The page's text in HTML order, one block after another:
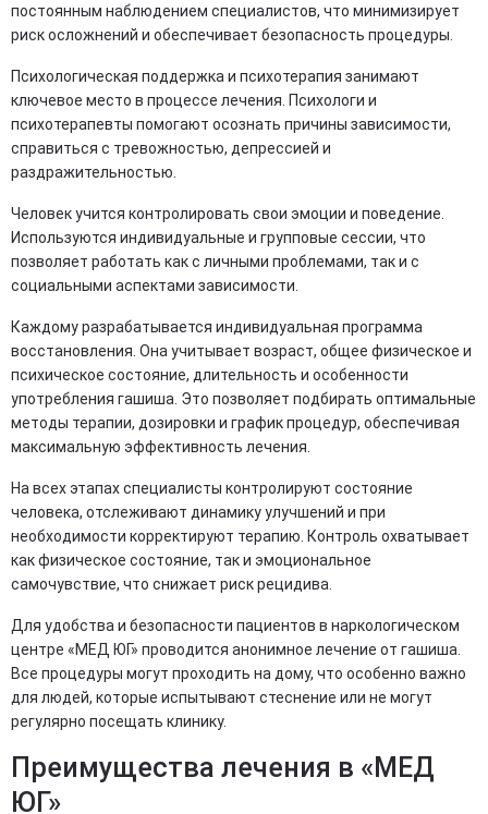
постоянным наблюдением специалистов, что минимизирует
риск осложнений и обеспечивает безопасность процедуры.
Психологическая поддержка и психотерапия занимают
ключевое место в процессе лечения. Психологи и
психотерапевты помогают осознать причины зависимости,
справиться с тревожностью, депрессией и
раздражительностью.
Человек учится контролировать свои эмоции и поведение.
Используются индивидуальные и групповые сессии, что
позволяет работать как с личными проблемами, так и с
социальными аспектами зависимости.
Каждому разрабатывается индивидуальная программа
восстановления. Она учитывает возраст, общее физическое и
психическое состояние, длительность и особенности
употребления гашиша. Это позволяет подбирать оптимальные
методы терапии, дозировки и график процедур, обеспечивая
максимальную эффективность лечения.
На всех этапах специалисты контролируют состояние
человека, отслеживают динамику улучшений и при
необходимости корректируют терапию. Контроль охватывает
как физическое состояние, так и эмоциональное
самочувствие, что снижает риск рецидива.
Для удобства и безопасности пациентов в наркологическом
центре «МЕД ЮГ» проводится анонимное лечение от гашиша.
Все процедуры могут проходить на дому, что особенно важно
для людей, которые испытывают стеснение или не могут
регулярно посещать клинику.
Преимущества лечения в «МЕД
ЮГ»